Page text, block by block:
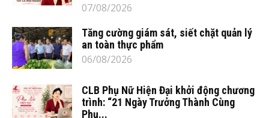
07/08/2026
Tăng cường giám sát, siết chặt quản lý
an toàn thực phẩm
06/08/2026
CLB Phụ Nữ Hiện Đại khởi động chương
trình: “21 Ngày Trưởng Thành Cùng
Phụ...